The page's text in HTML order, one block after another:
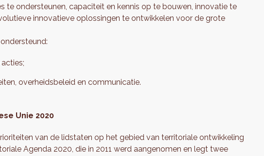
ondersteunen, capaciteit en kennis op te bouwen, innovatie te
innovatieve oplossingen te ontwikkelen voor de grote
overheidsbeleid en communicatie.
Unie 2020
van de lidstaten op het gebied van territoriale ontwikkeling
Agenda 2020, die in 2011 werd aangenomen en legt twee